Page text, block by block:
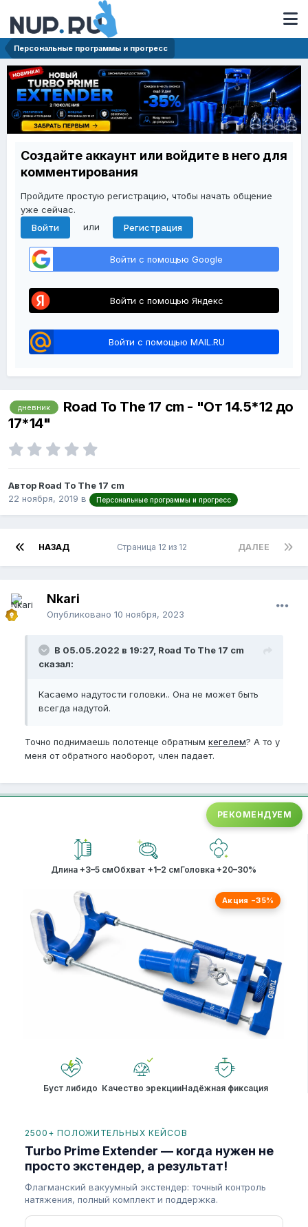
Персональные программы и прогресс
Создайте аккаунт или войдите в него для
комментирования
Пройдите простую регистрацию, чтобы начать общение
уже сейчас.
Войти
или Регистрация
Войти с помощью Google
Войти с помощью Яндекс
Войти с помощью MAIL.RU
дневник
Road To The 17 cm - "От 14.5*12 до
17*14"
Автор Road To The 17 cm
22 ноября, 2019 в Персональные программы и прогресс
НАЗАД ДАЛЕЕ
Страница 12 из 12
Nkari
Опубликовано 10 ноября, 2023
В 05.05.2022 в 19:27, Road To The 17 cm
сказал:
Касаемо надутости головки.. Она не может быть
всегда надутой.
Точно поднимаешь полотенце обратным кегелем? А то у
меня от обратного наоборот, член падает.
РЕКОМЕНДУЕМ
Длина +3–5 смОбхват +1–2 смГоловка +20–30%
Акция −35%
Буст либидо Качество эрекцииНадёжная фиксация
2500+ ПОЛОЖИТЕЛЬНЫХ КЕЙСОВ
Turbo Prime Extender — когда нужен не
просто экстендер, а результат!
Флагманский вакуумный экстендер: точный контроль
натяжения, полный комплект и поддержка.